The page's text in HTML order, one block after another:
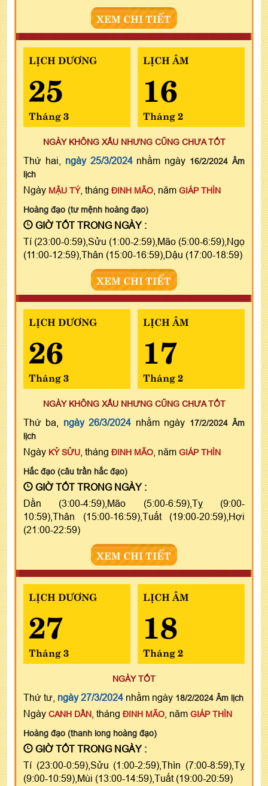
XEM CHI TIẾT
LỊCH DƯƠNG
25
Tháng 3
LỊCH ÂM
16
Tháng 2
NGÀY KHÔNG XẤU NHƯNG CŨNG CHƯA TỐT
Thứ hai, ngày 25/3/2024nhằm ngày 16/2/2024 Âm
lịch
Ngày MẬU TÝ, tháng ĐINH MÃO , năm GIÁP THÌN
Hoàng đạo (tư mệnh hoàng đạo)
GIỜ TỐT TRONG NGÀY :
Tí (23:00-0:59),Sửu (1:00-2:59),Mão (5:00-6:59),Ngọ
(11:00-12:59),Thân (15:00-16:59),Dậu (17:00-18:59)
XEM CHI TIẾT
LỊCH DƯƠNG
26
Tháng 3
LỊCH ÂM
17
Tháng 2
NGÀY KHÔNG XẤU NHƯNG CŨNG CHƯA TỐT
Thứ ba, ngày 26/3/2024 nhằm ngày 17/2/2024 Âm
lịch
Ngày KỶ SỬU , tháng ĐINH MÃO , năm GIÁP THÌN
Hắc đạo (câu trần hắc đạo)
GIỜ TỐT TRONG NGÀY :
Dần (3:00-4:59),Mão (5:00-6:59),Tỵ (9:00-
10:59),Thân (15:00-16:59),Tuất (19:00-20:59),Hợi
(21:00-22:59)
XEM CHI TIẾT
LỊCH DƯƠNG
27
Tháng 3
LỊCH ÂM
18
Tháng 2
NGÀY TỐT
Thứ tư, ngày 27/3/2024 nhằm ngày 18/2/2024 Âm lịch
Ngày CANH DẦN , tháng ĐINH MÃO , năm GIÁP THÌN
Hoàng đạo (thanh long hoàng đạo)
GIỜ TỐT TRONG NGÀY :
Tí (23:00-0:59),Sửu (1:00-2:59),Thìn (7:00-8:59),Tỵ
(9:00-10:59),Mùi (13:00-14:59),Tuất (19:00-20:59)